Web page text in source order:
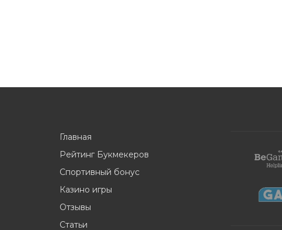
Главная
Рейтинг Букмекеров
Спортивный бонус
Казино игры
Отзывы
Статьи